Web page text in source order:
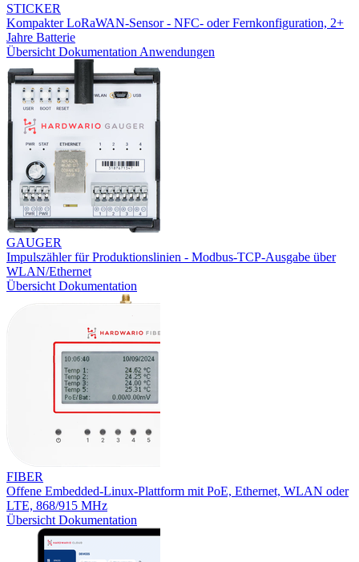
STICKER
Kompakter LoRaWAN-Sensor - NFC- oder Fernkonfiguration, 2+
Jahre Batterie
Übersicht Dokumentation Anwendungen
GAUGER
Impulszähler für Produktionslinien - Modbus-TCP-Ausgabe über
WLAN/Ethernet
Übersicht Dokumentation
FIBER
Offene Embedded-Linux-Plattform mit PoE, Ethernet, WLAN oder
LTE, 868/915 MHz
Übersicht Dokumentation